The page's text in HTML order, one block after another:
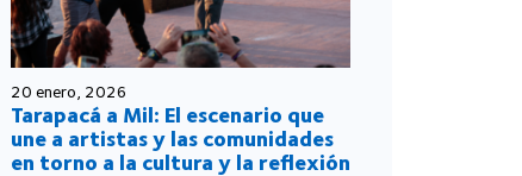
20 enero, 2026
Tarapacá a Mil: El escenario que
une a artistas y las comunidades
en torno a la cultura y la reflexión